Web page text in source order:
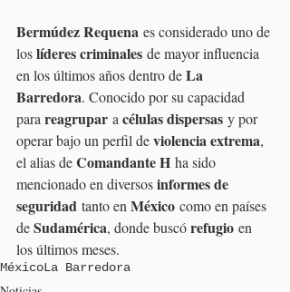
Bermúdez Requena es considerado uno de
los líderes criminales de mayor influencia
en los últimos años dentro de La
Barredora. Conocido por su capacidad
para reagrupar a células dispersas y por
operar bajo un perfil de violencia extrema,
el alias de Comandante H ha sido
mencionado en diversos informes de
seguridad tanto en México como en países
de Sudamérica, donde buscó refugio en
los últimos meses.
MéxicoLa Barredora